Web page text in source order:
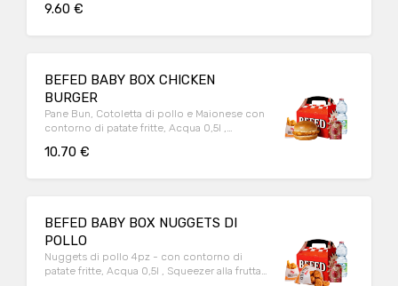
9.60 €
BEFED BABY BOX CHICKEN
BURGER
Pane Bun, Cotoletta di pollo e Maionese con
contorno di patate fritte, Acqua 0,5l ,
10.70 €
BEFED BABY BOX NUGGETS DI
POLLO
Nuggets di pollo 4pz - con contorno di
patate fritte, Acqua 0,5l , Squeezer alla frutta